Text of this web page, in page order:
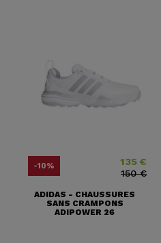
-10% 135 €
Prix ​​habituel
150 €
ADIDAS - CHAUSSURES
SANS CRAMPONS
ADIPOWER 26